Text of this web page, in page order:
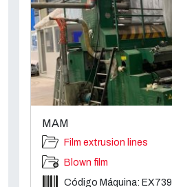
MAM
Film extrusion lines
Blown film
Código Máquina: EX739